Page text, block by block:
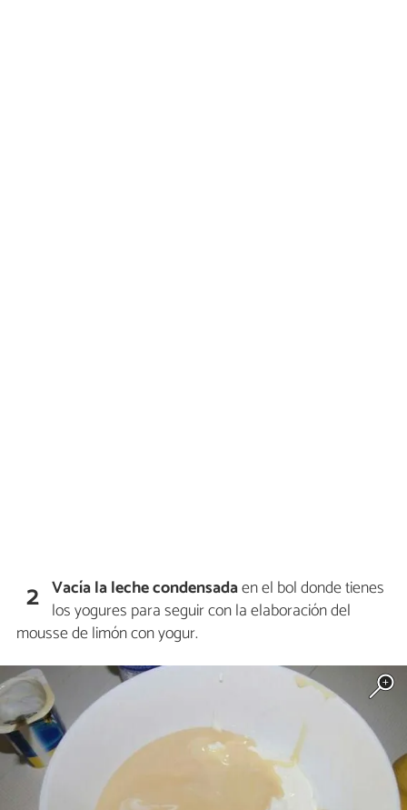
2 Vacía la leche condensadaen el bol donde tienes
los yogures para seguir con la elaboración del
mousse de limón con yogur.